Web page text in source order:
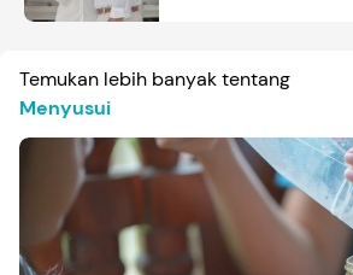
Temukan lebih banyak tentang
Menyusui